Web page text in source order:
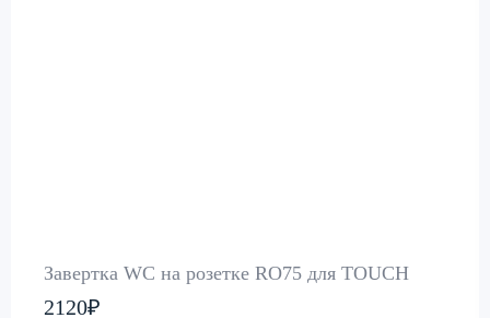
Завертка WC на розетке RO75 для TOUCH
2120₽